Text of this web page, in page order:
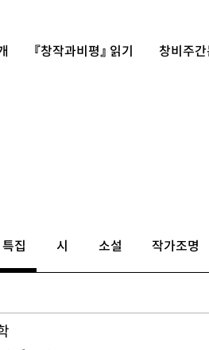
『창작과비평』 읽기 창비주간
특집 시 소설 작가조명